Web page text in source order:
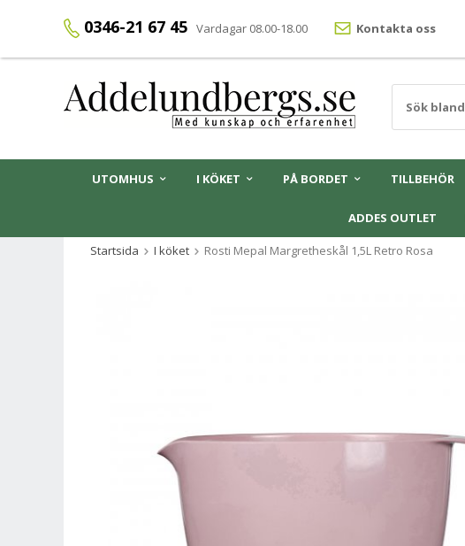
0346-21 67 45 Vardagar 08.00-18.00 Kontakta oss
UTOMHUS I KÖKET PÅ BORDET TILLBEHÖR
ADDES OUTLET
Startsida I köket Rosti Mepal Margretheskål 1,5L Retro Rosa